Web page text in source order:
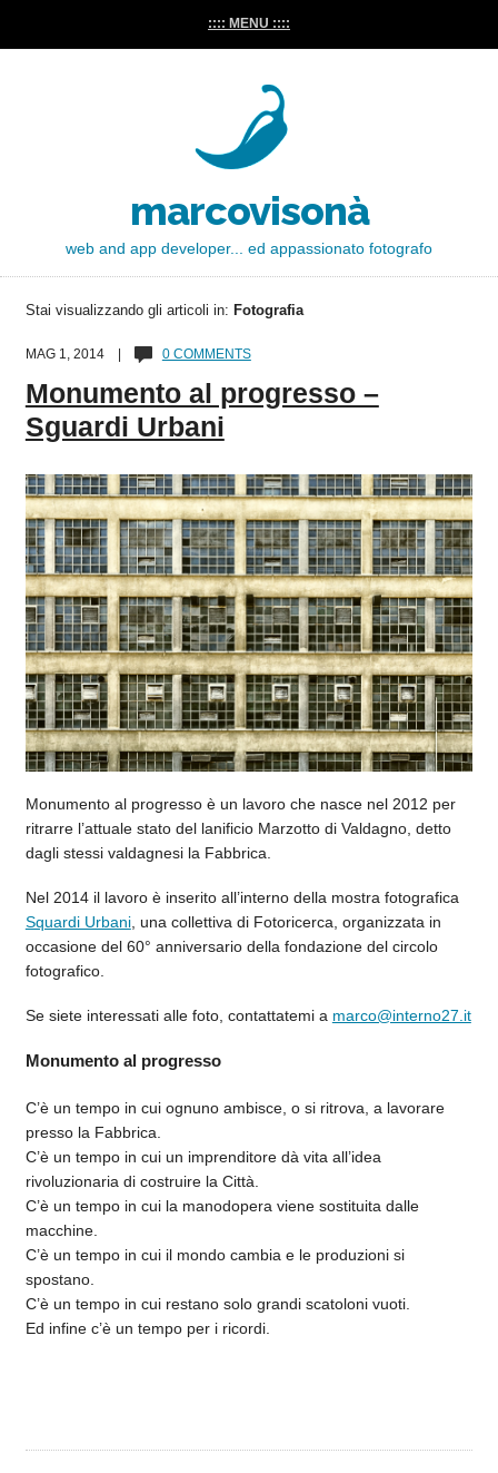
:::: MENU ::::
marcovisonà
web and app developer... ed appassionato fotografo
Stai visualizzando gli articoli in: Fotografia
MAG 1, 2014 | 0 COMMENTS
Monumento al progresso –
Sguardi Urbani
Monumento al progresso è un lavoro che nasce nel 2012 per
ritrarre l’attuale stato del lanificio Marzotto di Valdagno, detto
dagli stessi valdagnesi la Fabbrica.
Nel 2014 il lavoro è inserito all’interno della mostra fotografica
Squardi Urbani, una collettiva di Fotoricerca, organizzata in
occasione del 60° anniversario della fondazione del circolo
fotografico.
Se siete interessati alle foto, contattatemi a marco@interno27.it
Monumento al progresso
C’è un tempo in cui ognuno ambisce, o si ritrova, a lavorare
presso la Fabbrica.
C’è un tempo in cui un imprenditore dà vita all’idea
rivoluzionaria di costruire la Città.
C’è un tempo in cui la manodopera viene sostituita dalle
macchine.
C’è un tempo in cui il mondo cambia e le produzioni si
spostano.
C’è un tempo in cui restano solo grandi scatoloni vuoti.
Ed infine c’è un tempo per i ricordi.